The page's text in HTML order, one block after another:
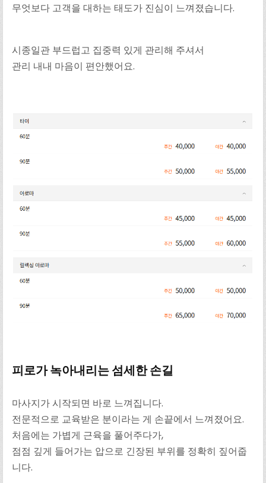
무엇보다 고객을 대하는 태도가 진심이 느껴졌습니다.
시종일관 부드럽고 집중력 있게 관리해 주셔서
관리 내내 마음이 편안했어요.
피로가 녹아내리는 섬세한 손길
마사지가 시작되면 바로 느껴집니다.
전문적으로 교육받은 분이라는 게 손끝에서 느껴졌어요.
처음에는 가볍게 근육을 풀어주다가,
점점 깊게 들어가는 압으로 긴장된 부위를 정확히 짚어줍
니다.